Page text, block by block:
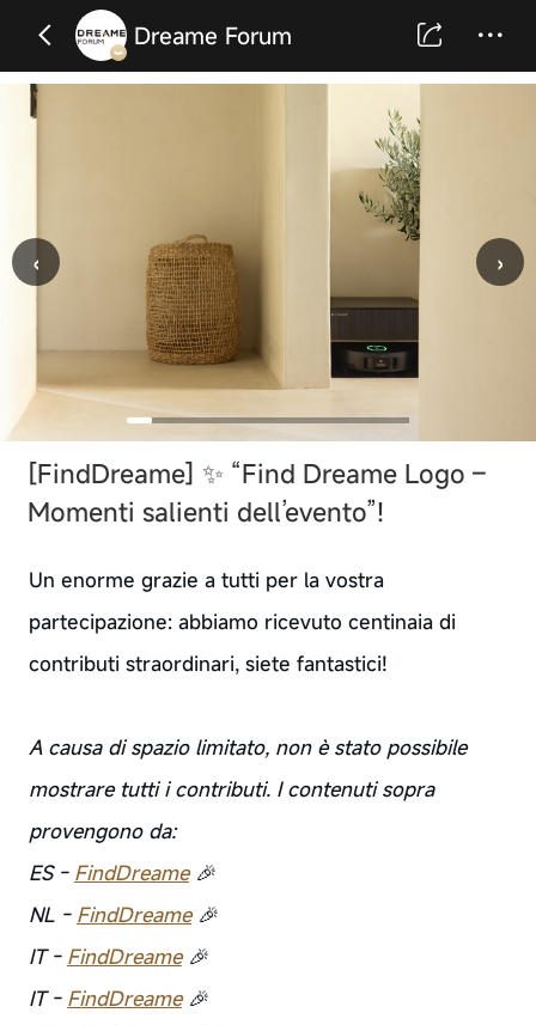
Dreame Forum
‹ ›
[FindDreame] ✨ “Find Dreame Logo –
Momenti salienti dell’evento”!
Un enorme grazie a tutti per la vostra
partecipazione: abbiamo ricevuto centinaia di
contributi straordinari, siete fantastici!
A causa di spazio limitato, non è stato possibile
mostrare tutti i contributi. I contenuti sopra
provengono da:
ES - FindDreame🎉
NL - FindDreame🎉
IT - FindDreame🎉
IT - FindDreame🎉